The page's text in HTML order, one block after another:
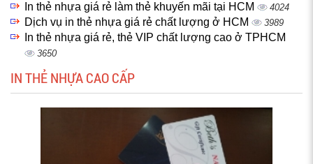
In thẻ nhựa giá rẻ làm thẻ khuyến mãi tại HCM 4024
Dịch vụ in thẻ nhựa giá rẻ chất lượng ở HCM 3989
In thẻ nhựa giá rẻ, thẻ VIP chất lượng cao ở TPHCM
3650
IN THẺ NHỰA CAO CẤP